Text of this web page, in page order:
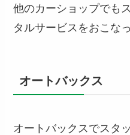
他のカーショップでも
タルサービスをおこな
オートバックス
オートバックスでスタ